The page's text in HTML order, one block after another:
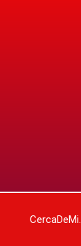
CercaDeMi.